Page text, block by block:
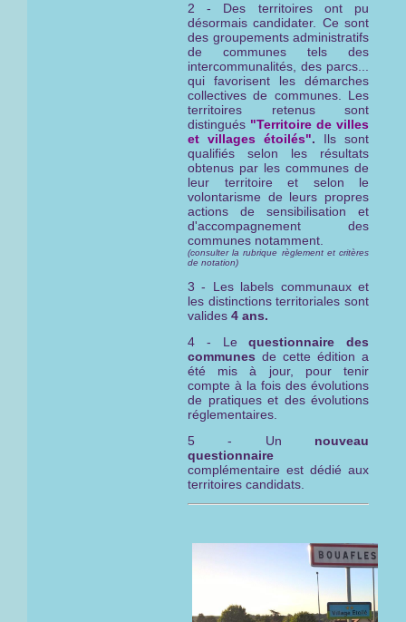
2 - Des territoires ont pu
désormais candidater. Ce sont
des groupements administratifs
de communes tels des
intercommunalités, des parcs...
qui favorisent les démarches
collectives de communes. Les
territoires retenus sont
distingués "Territoire de villes
et villages étoilés". Ils sont
qualifiés selon les résultats
obtenus par les communes de
leur territoire et selon le
volontarisme de leurs propres
actions de sensibilisation et
d'accompagnement des
communes notamment.
(consulter la rubrique règlement et critères
de notation)
3 - Les labels communaux et
les distinctions territoriales sont
valides 4 ans.
4 - Lequestionnaire des
communes de cette édition a
été mis à jour, pour tenir
compte à la fois des évolutions
de pratiques et des évolutions
réglementaires.
5 - Un nouveau
questionnaire
complémentaire est dédié aux
territoires candidats.